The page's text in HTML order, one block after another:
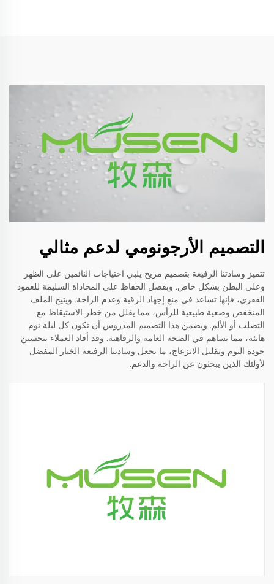
التصميم الأرجونومي لدعم مثالي
تتميز وسادتنا الرفيعة بتصميم مريح يلبي احتياجات النائمين على الظهر
وعلى البطن بشكل خاص. وبفضل الحفاظ على المحاذاة السليمة للعمود
الفقري، فإنها تساعد في منع إجهاد الرقبة وعدم الراحة. ويتيح الملف
المنخفض وضعية طبيعية للرأس، مما يقلل من خطر الاستيقاظ مع
التصلب أو الألم. ويضمن هذا التصميم المدروس أن تكون كل ليلة نوم
هانئة، مما يساهم في الصحة العامة والرفاهية. وقد أفاد العملاء بتحسين
جودة النوم وتقليل الانزعاج، ما يجعل وسادتنا الرفيعة الخيار المفضل
لأولئك الذين يبحثون عن الراحة والدعم.